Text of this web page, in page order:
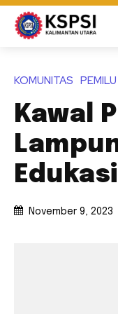
KOMUNITAS PEMILU
Kawal
November 9, 2023